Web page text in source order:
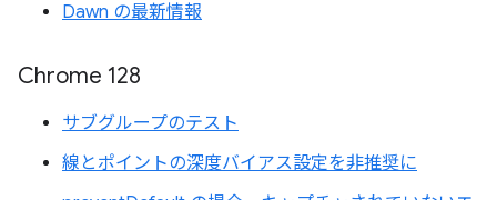
Dawn の最新情報
Chrome 128
サブグループのテスト
線とポイントの深度バイアス設定を非推奨に